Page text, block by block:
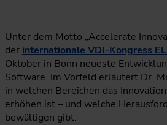
Unter dem Motto „Accelerate
der internationale VDI-Kongress
Oktober in Bonn neueste
Software. Im Vorfeld erläutert Dr.
in welchen Bereichen das
erhöhen ist – und welche
bewältigen gibt.